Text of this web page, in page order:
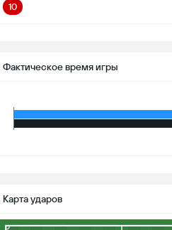
10
Фактическое время игры
Карта ударов